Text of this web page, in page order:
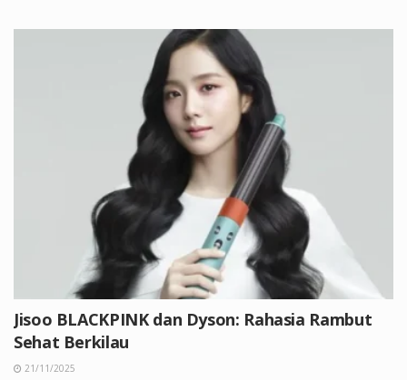
Jisoo BLACKPINK dan Dyson: Rahasia Rambut
Sehat Berkilau
21/11/2025